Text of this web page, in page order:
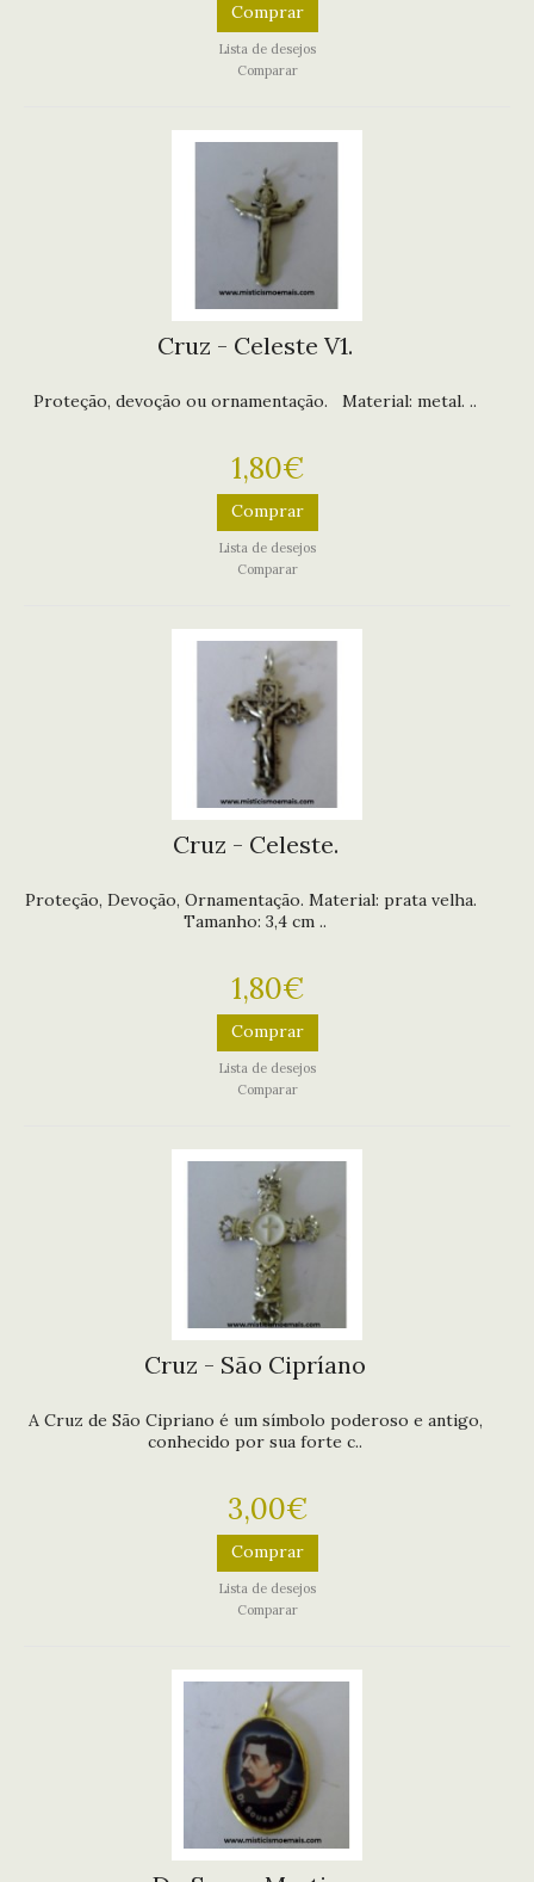
Comprar
Lista de desejos
Comparar
Cruz - Celeste V1.
Proteção, devoção ou ornamentação. Material: metal. ..
1,80€
Comprar
Lista de desejos
Comparar
Cruz - Celeste.
Proteção, Devoção, Ornamentação. Material: prata velha.
Tamanho: 3,4 cm ..
1,80€
Comprar
Lista de desejos
Comparar
Cruz - São Cipríano
A Cruz de São Cipriano é um símbolo poderoso e antigo,
conhecido por sua forte c..
3,00€
Comprar
Lista de desejos
Comparar